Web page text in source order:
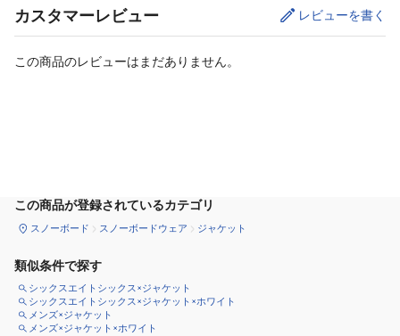
カスタマーレビュー レビューを書く
この商品のレビューはまだありません。
この商品が登録されているカテゴリ
スノーボード スノーボードウェア ジャケット
類似条件で探す
シックスエイトシックス×ジャケット
シックスエイトシックス×ジャケット×ホワイト
メンズ×ジャケット
メンズ×ジャケット×ホワイト